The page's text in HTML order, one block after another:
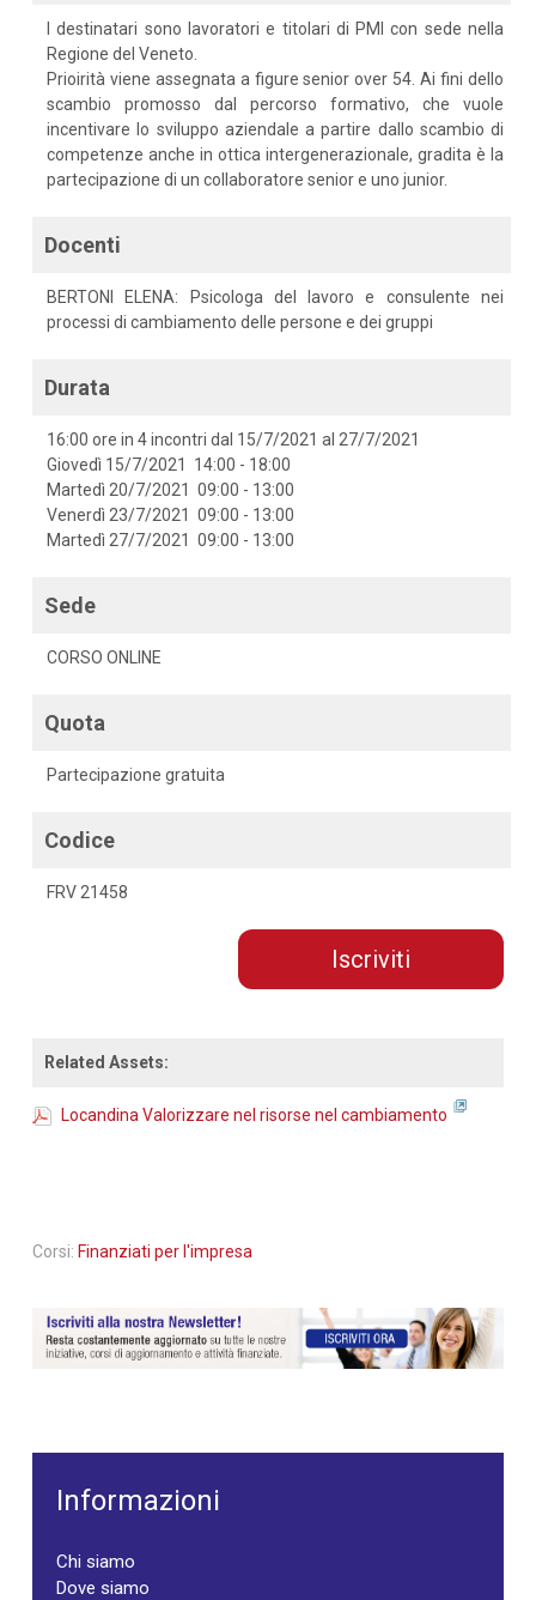
I destinatari sono lavoratori e titolari di PMI con sede nella
Regione del Veneto.
Prioirità viene assegnata a figure senior over 54. Ai fini dello
scambio promosso dal percorso formativo, che vuole
incentivare lo sviluppo aziendale a partire dallo scambio di
competenze anche in ottica intergenerazionale, gradita è la
partecipazione di un collaboratore senior e uno junior.
Docenti
BERTONI ELENA: Psicologa del lavoro e consulente nei
processi di cambiamento delle persone e dei gruppi
Durata
16:00 ore in 4 incontri dal 15/7/2021 al 27/7/2021
Giovedì 15/7/2021 14:00 - 18:00
Martedì 20/7/2021 09:00 - 13:00
Venerdì 23/7/2021 09:00 - 13:00
Martedì 27/7/2021 09:00 - 13:00
Sede
CORSO ONLINE
Quota
Partecipazione gratuita
Codice
FRV 21458
Iscriviti
Related Assets:
Locandina Valorizzare nel risorse nel cambiamento
Corsi: Finanziati per l'impresa
Informazioni
Chi siamo
Dove siamo